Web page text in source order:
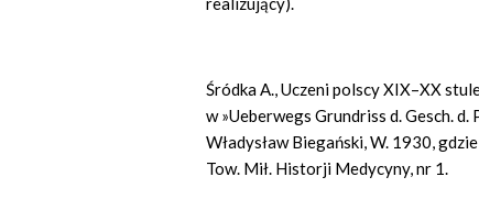
Śródka A., Uczeni polscy XIX–XX
w »Ueberwegs Grundriss d. Gesch.
Władysław Biegański, W. 1930,
Tow. Mił. Historji Medycyny, nr 1.